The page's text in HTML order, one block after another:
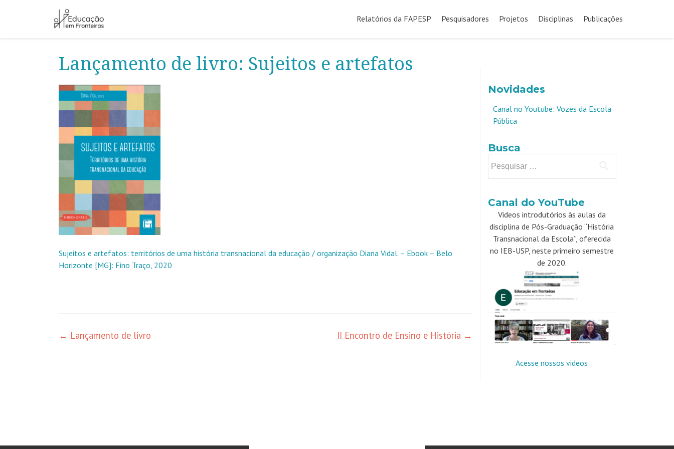
para
Relatórios da FAPESP Pesquisadores Projetos Disciplinas Publicações
Lançamento de livro: Sujeitos e artefatos
Sujeitos e artefatos: territórios de uma história transnacional da educação / organização Diana Vidal. – Ebook – Belo
Horizonte [MG]: Fino Traço, 2020
Navegação
← Lançamento de livro II Encontro de Ensino e História →
Novidades
Canal no Youtube: Vozes da Escola
Pública
Busca
por:
Canal do YouTube
Videos introdutórios às aulas da
disciplina de Pós-Graduação “História
Transnacional da Escola”, oferecida
no IEB-USP, neste primeiro semestre
de 2020.
Acesse nossos videos